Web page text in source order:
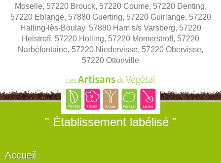
Moselle, 57220 Brouck, 57220 Coume, 57220 Denting,
57220 Eblange, 57880 Guerting, 57220 Guirlange, 57220
Halling-lès-Boulay, 57880 Ham s/s Varsberg, 57220
Helstroff, 57220 Holling, 57220 Momerstroff, 57220
Narbéfontaine, 57220 Niedervisse, 57220 Obervisse,
57220 Ottonville
" Établissement labélisé "
Accueil